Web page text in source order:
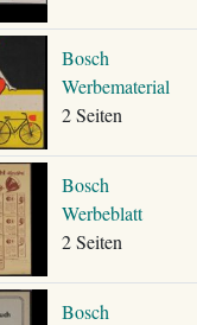
Bosch
Werbematerial
2 Seiten
Bosch
Werbeblatt
2 Seiten
Bosch